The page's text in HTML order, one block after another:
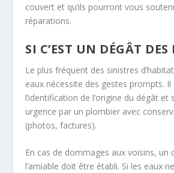
couvert et qu’ils pourront vous
réparations.
SI C’EST UN DÉGÂT DES
Le plus fréquent des sinistres
eaux nécessite des gestes prompts. Il
l’identification de l’origine du dégât et
urgence par un plombier avec
(photos, factures).
En cas de dommages aux voisins, un
l’amiable doit être établi. Si les eaux